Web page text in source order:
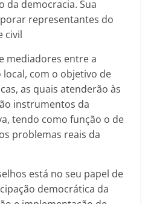
da democracia. Sua
representantes do
civil
mediadores entre a
com o objetivo de
as quais atenderão às
instrumentos da
tendo como função o de
problemas reais da
está no seu papel de
democrática da